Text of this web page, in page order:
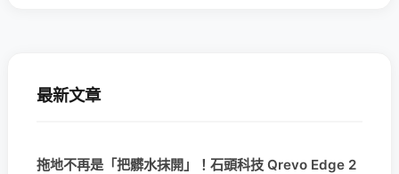
最新文章
拖地不再是「把髒水抹開」！石頭科技 Qrevo Edge 2